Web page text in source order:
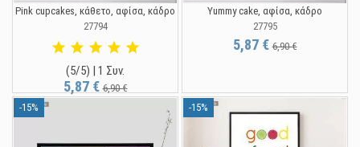
Pink cupcakes, κάθετο, αφίσα, κάδρο
27794
(5/5) | 1 Συν.
5,87 €6,90 €
Yummy cake, αφίσα, κάδρο
27795
5,87 €6,90 €
-15% -15%